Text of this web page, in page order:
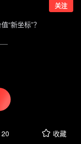
关注
“新坐标”？
20 收藏